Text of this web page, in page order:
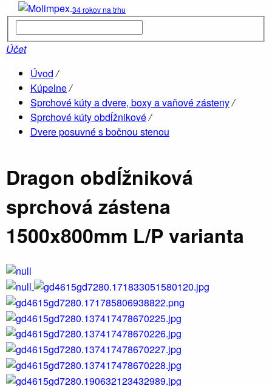
34 rokov na trhu
Účet
vane
Úvod /
Kúpelne/
Sprchové kúty a dvere, boxy a vaňové zásteny/
Sprchové kúty obdĺžnikové/
Dvere posuvné s bočnou stenou
Dragon obdĺžniková
sprchová zástena
1500x800mm L/P varianta